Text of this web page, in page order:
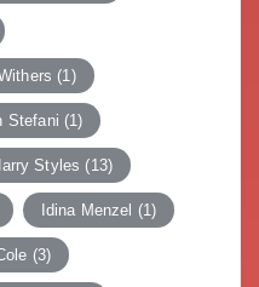
(1)
Stefani (1)
Styles (13)
Idina Menzel (1)
(3)